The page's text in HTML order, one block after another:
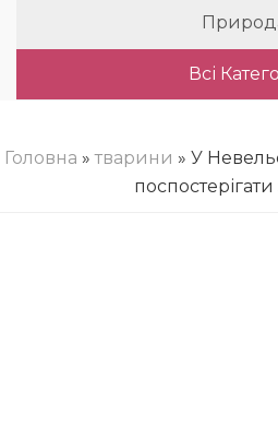
Всі
Головна »тварини » У